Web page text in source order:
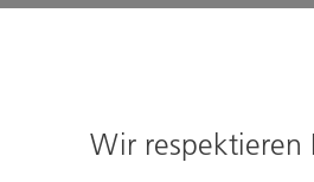
Wir respektieren